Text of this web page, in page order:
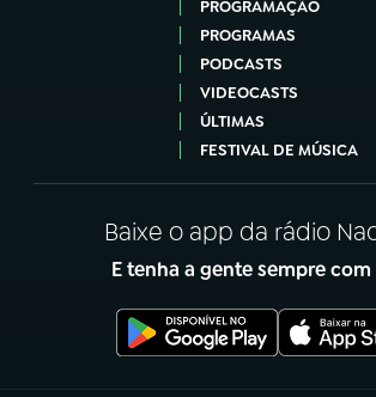
PROGRAMAÇÃO
PROGRAMAS
PODCASTS
VIDEOCASTS
ÚLTIMAS
FESTIVAL DE MÚSICA
Baixe o app da rádio
E tenha a gente sempre